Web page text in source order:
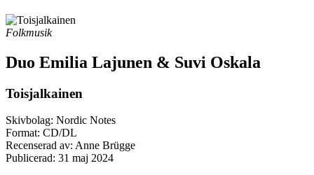
Folkmusik
Duo Emilia Lajunen & Suvi Oskala
Toisjalkainen
Skivbolag: Nordic Notes
Format: CD/DL
Recenserad av: Anne Brügge
Publicerad: 31 maj 2024